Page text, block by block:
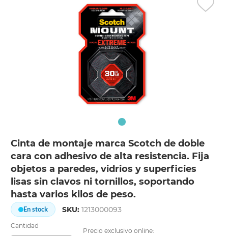
Cinta de montaje marca Scotch de doble
cara con adhesivo de alta resistencia. Fija
objetos a paredes, vidrios y superficies
lisas sin clavos ni tornillos, soportando
hasta varios kilos de peso.
En stock SKU:1213000093
Cantidad
Precio exclusivo online: